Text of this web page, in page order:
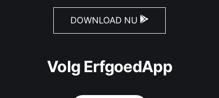
DOWNLOAD NU
Volg ErfgoedApp